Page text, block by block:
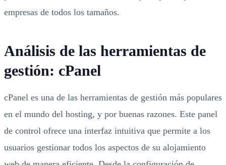
empresas de todos los tamaños.
Análisis de las herramientas de
gestión: cPanel
cPanel es una de las herramientas de gestión más populares
en el mundo del hosting, y por buenas razones. Este panel
de control ofrece una interfaz intuitiva que permite a los
usuarios gestionar todos los aspectos de su alojamiento